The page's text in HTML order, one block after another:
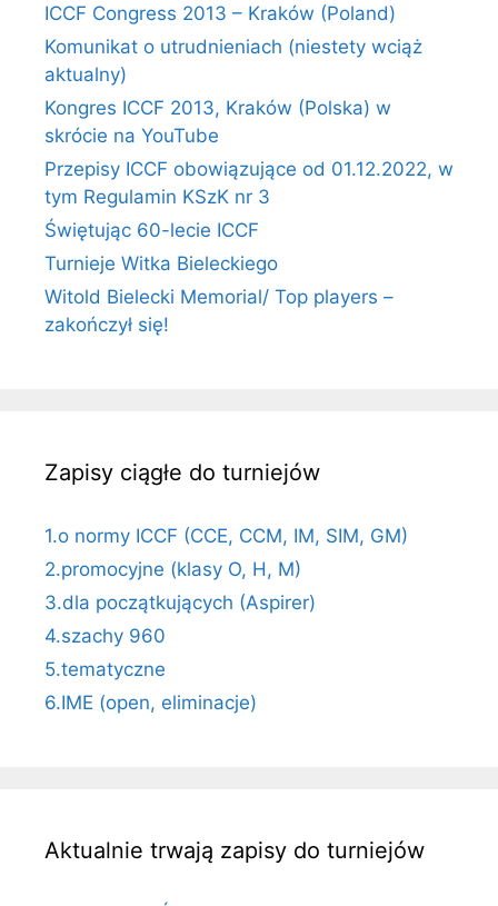
ICCF Congress 2013 – Kraków (Poland)
Komunikat o utrudnieniach (niestety wciąż
aktualny)
Kongres ICCF 2013, Kraków (Polska) w
skrócie na YouTube
Przepisy ICCF obowiązujące od 01.12.2022, w
tym Regulamin KSzK nr 3
Świętując 60-lecie ICCF
Turnieje Witka Bieleckiego
Witold Bielecki Memorial/ Top players –
zakończył się!
Zapisy ciągłe do turniejów
1.o normy ICCF (CCE, CCM, IM, SIM, GM)
2.promocyjne (klasy O, H, M)
3.dla początkujących (Aspirer)
4.szachy 960
5.tematyczne
6.IME (open, eliminacje)
Aktualnie trwają zapisy do turniejów